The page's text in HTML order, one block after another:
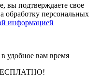
вы подтверждаете свое
обработку персональных
информацией
в удобное вам время
БЕСПЛАТНО!